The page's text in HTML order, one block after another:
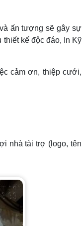
ấn tượng sẽ gây sự
kế độc đáo, In Kỹ
cảm ơn, thiệp cưới,
nhà tài trợ (logo, tên